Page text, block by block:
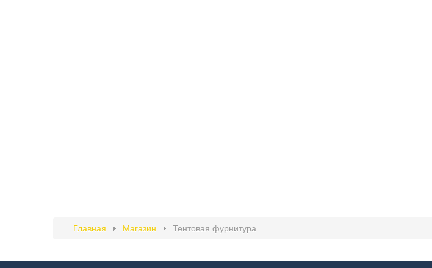
Главная Магазин Тентовая фурнитура